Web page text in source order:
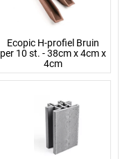
Ecopic H-profiel Bruin
per 10 st. - 38cm x 4cm x
4cm